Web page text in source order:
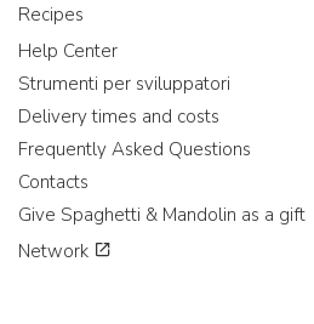
Recipes
Help Center
Strumenti per sviluppatori
Delivery times and costs
Frequently Asked Questions
Contacts
Give Spaghetti & Mandolin as a gift
Network